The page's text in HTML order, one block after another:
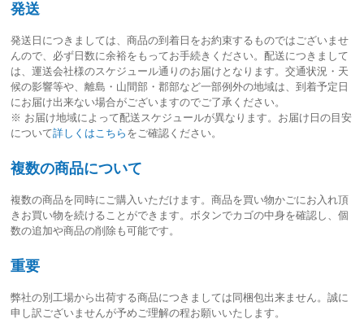
発送
発送日につきましては、商品の到着日をお約束するものではございませ
んので、必ず日数に余裕をもってお手続きください。配送につきまして
は、運送会社様のスケジュール通りのお届けとなります。交通状況・天
候の影響等や、離島・山間部・郡部など一部例外の地域は、到着予定日
にお届け出来ない場合がございますのでご了承ください。
※ お届け地域によって配送スケジュールが異なります。お届け日の目安
について詳しくはこちら をご確認ください。
複数の商品について
複数の商品を同時にご購入いただけます。商品を買い物かごにお入れ頂
きお買い物を続けることができます。ボタンでカゴの中身を確認し、個
数の追加や商品の削除も可能です。
重要
弊社の別工場から出荷する商品につきましては同梱包出来ません。誠に
申し訳ございませんが予めご理解の程お願いいたします。